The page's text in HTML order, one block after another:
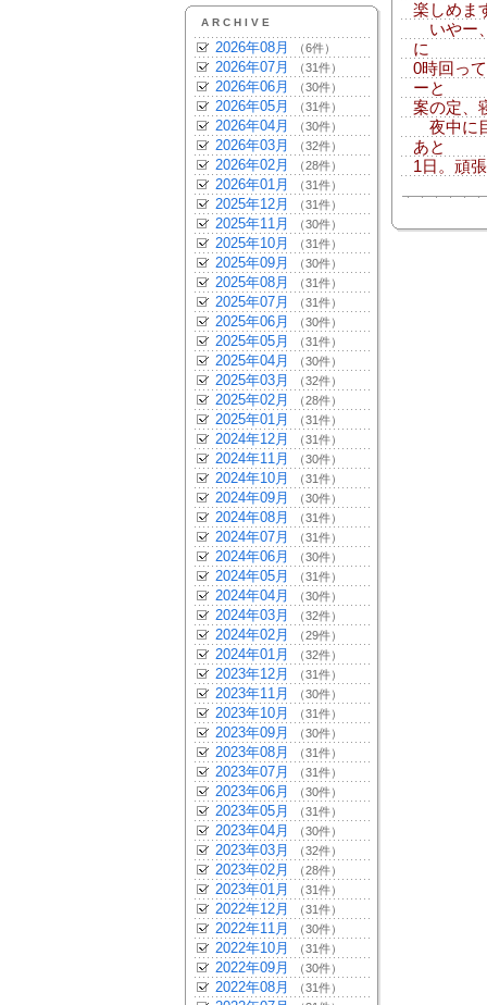
ARCHIVE
2026年08月 （6件）
2026年07月 （31件）
2026年06月 （30件）
2026年05月 （31件）
2026年04月 （30件）
2026年03月 （32件）
2026年02月 （28件）
2026年01月 （31件）
2025年12月 （31件）
2025年11月 （30件）
2025年10月 （31件）
2025年09月 （30件）
2025年08月 （31件）
2025年07月 （31件）
2025年06月 （30件）
2025年05月 （31件）
2025年04月 （30件）
2025年03月 （32件）
2025年02月 （28件）
2025年01月 （31件）
2024年12月 （31件）
2024年11月 （30件）
2024年10月 （31件）
2024年09月 （30件）
2024年08月 （31件）
2024年07月 （31件）
2024年06月 （30件）
2024年05月 （31件）
2024年04月 （30件）
2024年03月 （32件）
2024年02月 （29件）
2024年01月 （32件）
2023年12月 （31件）
2023年11月 （30件）
2023年10月 （31件）
2023年09月 （30件）
2023年08月 （31件）
2023年07月 （31件）
2023年06月 （30件）
2023年05月 （31件）
2023年04月 （30件）
2023年03月 （32件）
2023年02月 （28件）
2023年01月 （31件）
2022年12月 （31件）
2022年11月 （30件）
2022年10月 （31件）
2022年09月 （30件）
2022年08月 （31件）
楽しめま
いやー
に
0時回っ
ーと
案の定、
夜中に
あと
1日。頑